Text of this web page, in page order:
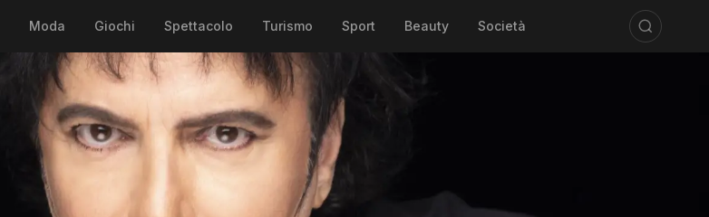
Moda Giochi Spettacolo Turismo Sport Beauty Società